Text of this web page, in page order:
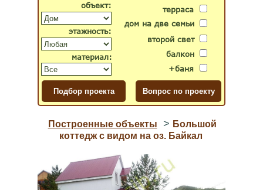
второй свет
дом на две семьи
терраса
балкон
+баня
объект:
материал:
этажность:
Построенные объекты > Большой
коттедж с видом на оз. Байкал